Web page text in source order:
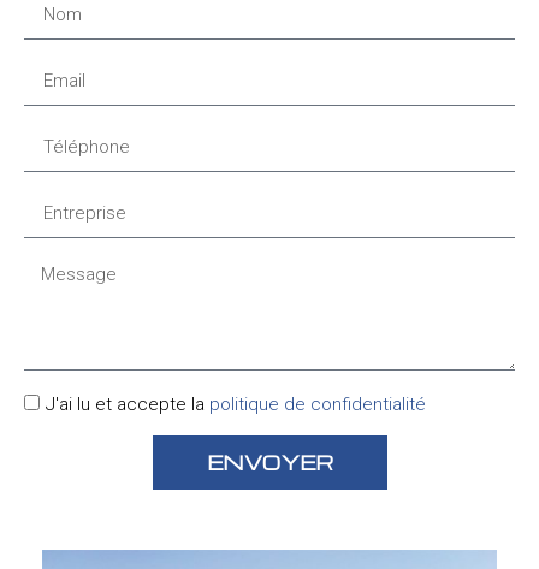
J'ai lu et accepte la politique de confidentialité
ENVOYER